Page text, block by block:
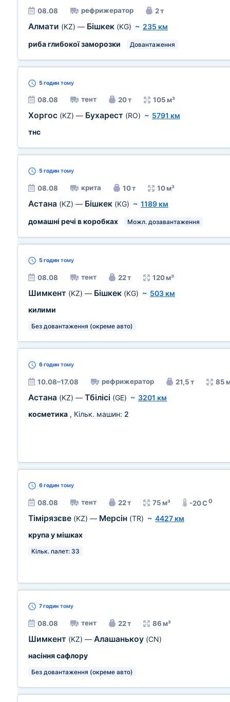
08.08 рефрижератор 2 т
Алмати (KZ) — Бішкек (KG) ~ 235 км
риба глибокої заморозки
Довантаження
5 годин тому
08.08 тент 20 т 105 м³
Хоргос (KZ) — Бухарест (RO) ~ 5791 км
тнс
5 годин тому
08.08 крита 10 т 10 м³
Астана (KZ) — Бішкек (KG) ~ 1189 км
домашні речі в коробках
Можл. дозавантаження
5 годин тому
08.08 тент 22 т 120 м³
Шимкент (KZ) — Бішкек (KG) ~ 503 км
килими
Без довантаження (окреме авто)
6 годин тому
10.08–17.08 рефрижератор 21,5 т 85
Астана (KZ) — Тбілісі (GE) ~ 3201 км
косметика , Кільк. машин: 2
6 годин тому
08.08 тент 22 т 75 м³ -20 C0
Тімірязєве (KZ) — Мерсін (TR) ~ 4427 км
крупа у мішках
Кільк. палет: 33
7 годин тому
08.08 тент 22 т 86 м³
Шимкент (KZ) — Алашанькоу (CN)
насіння сафлору
Без довантаження (окреме авто)